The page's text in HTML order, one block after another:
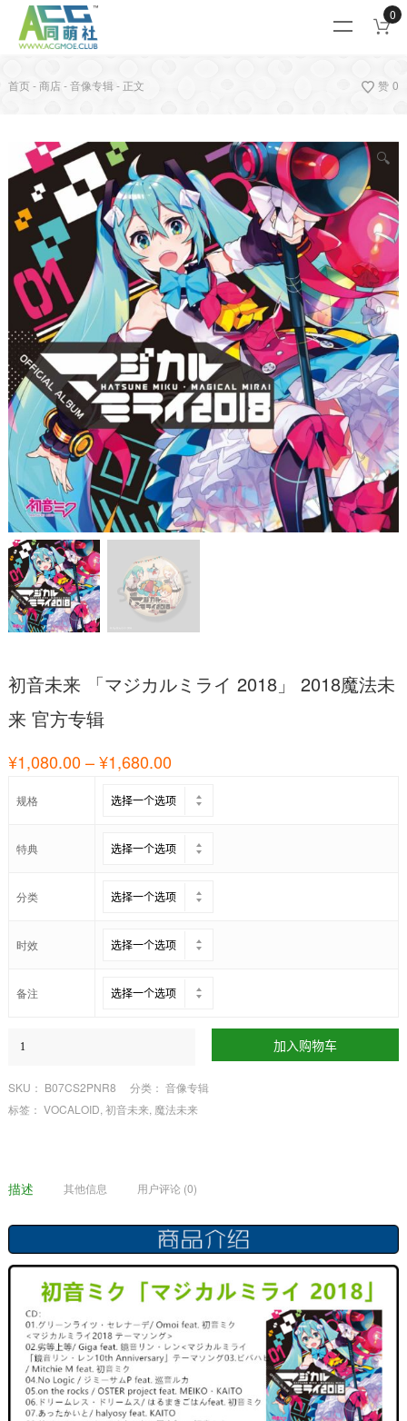
首页-商店-音像专辑 - 正文 赞 0
🔍
初音未来 「マジカルミライ 2018」 2018魔法未
来 官方专辑
¥1,080.00–¥1,680.00
规格
特典
分类
时效
备注
加入购物车
SKU： B07CS2PNR8 分类： 音像专辑
标签： VOCALOID 初音未来, 魔法未来
描述 其他信息 用户评论 (0)
0